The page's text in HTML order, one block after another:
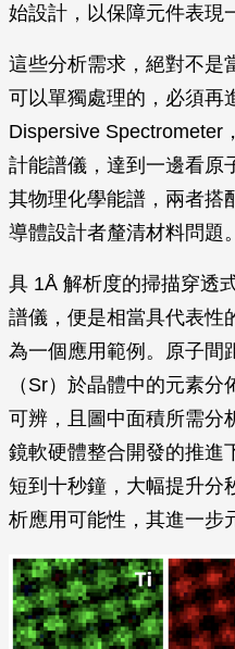
始設計，以保障元件表現
這些分析需求，絕對不是
可以單獨處理的，必須再
Dispersive Spectrometer
計能譜儀，達到一邊看原
其物理化學能譜，兩者搭
導體設計者釐清材料問題。
具 1Å 解析度的掃描穿透
譜儀，便是相當具代表性
為一個應用範例。原子間
（Sr）於晶體中的元素
可辨，且圖中面積所需分
鏡軟硬體整合開發的推進
短到十秒鐘，大幅提升分
析應用可能性，其進一步